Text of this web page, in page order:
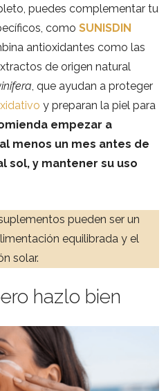
puedes complementar tu
como SUNISDIN
antioxidantes como las
de origen natural
, que ayudan a proteger
y preparan la piel para
empezar a
menos un mes antes de
sol, y mantener su uso
pueden ser un
equilibrada y el
solar.
hazlo bien